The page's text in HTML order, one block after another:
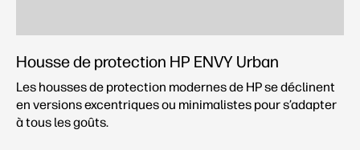
Housse de protection HP ENVY Urban
Les housses de protection modernes de HP se déclinent
en versions excentriques ou minimalistes pour s’adapter
à tous les goûts.